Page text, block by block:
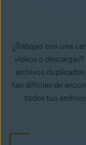
¿Trabajas con una
vídeos o
archivos
tan difíciles de
todos tus